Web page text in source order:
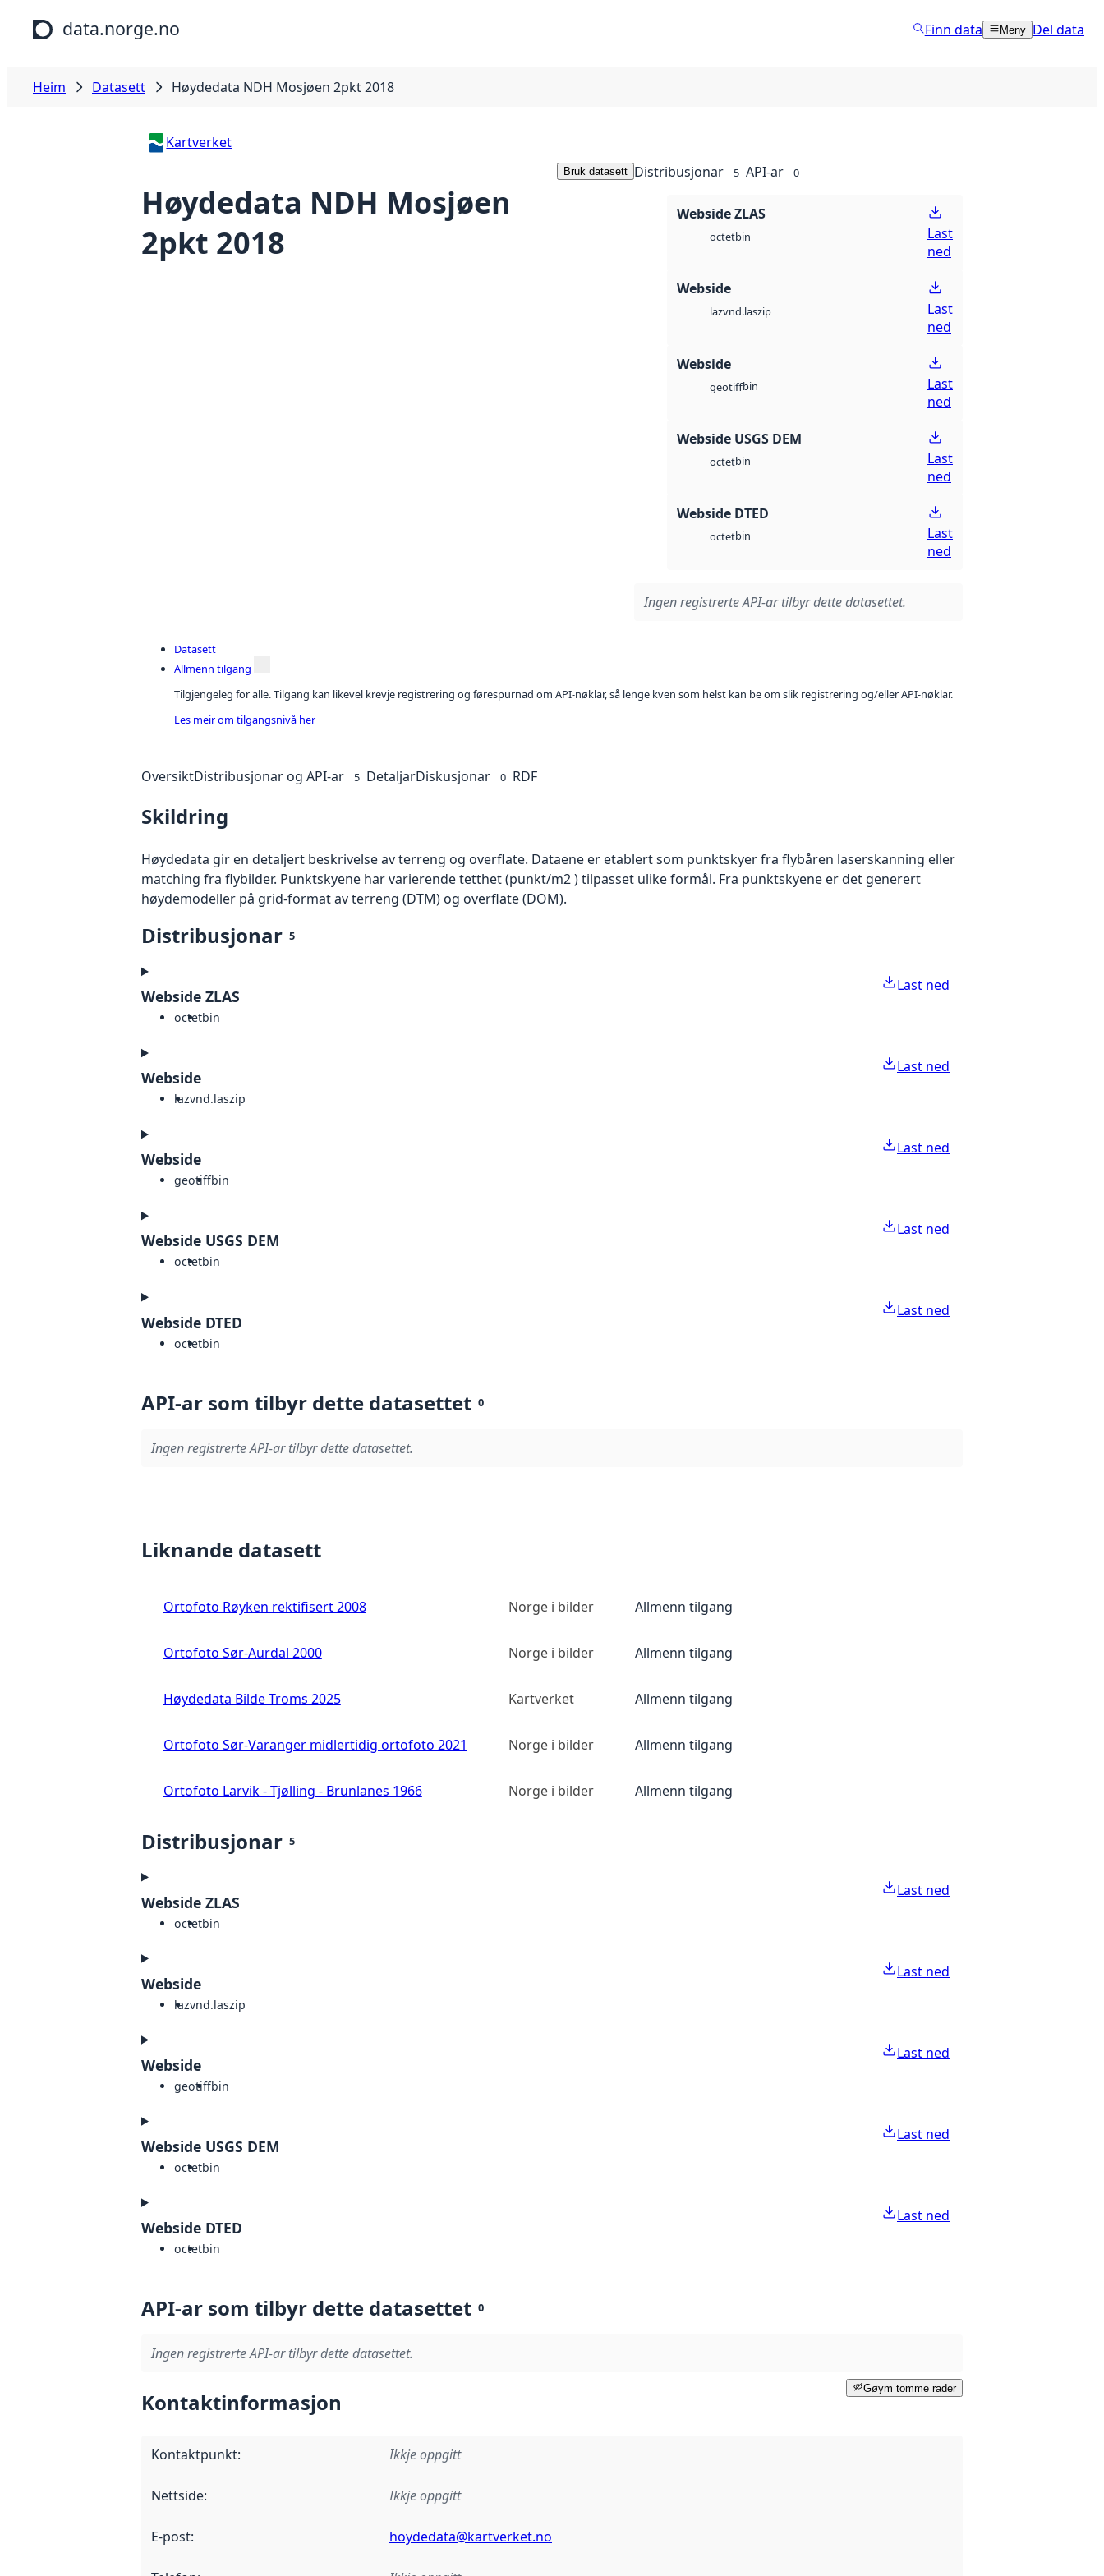
Hopp til hovudinnhald
data.norge.no Finn data Meny Del data
Heim Datasett Høydedata NDH Mosjøen 2pkt 2018
Kartverket
Høydedata NDH Mosjøen
2pkt 2018
Bruk datasett Distribusjonar 5 API-ar 0
Webside ZLAS
octetbin
Last
ned
Webside
lazvnd.laszip
Last
ned
Webside
geotiffbin
Last
ned
Webside USGS DEM
octetbin
Last
ned
Webside DTED
octetbin
Last
ned
Ingen registrerte API-ar tilbyr dette datasettet.
Datasett
Allmenn tilgang
Tilgjengeleg for alle. Tilgang kan likevel krevje registrering og førespurnad om API-nøklar, så lenge kven som helst kan be om slik registrering og/eller API-nøklar.
Les meir om tilgangsnivå her
OversiktDistribusjonar og API-ar 5 DetaljarDiskusjonar 0 RDF
Skildring
Høydedata gir en detaljert beskrivelse av terreng og overflate. Dataene er etablert som punktskyer fra flybåren laserskanning eller
matching fra flybilder. Punktskyene har varierende tetthet (punkt/m2 ) tilpasset ulike formål. Fra punktskyene er det generert
høydemodeller på grid-format av terreng (DTM) og overflate (DOM).
Distribusjonar 5
Webside ZLAS
octetbin
Last ned
Webside
lazvnd.laszip
Last ned
Webside
geotiffbin
Last ned
Webside USGS DEM
octetbin
Last ned
Webside DTED
octetbin
Last ned
API-ar som tilbyr dette datasettet 0
Ingen registrerte API-ar tilbyr dette datasettet.
Liknande datasett
Ortofoto Røyken rektifisert 2008 Norge i bilder Allmenn tilgang
Ortofoto Sør-Aurdal 2000 Norge i bilder Allmenn tilgang
Høydedata Bilde Troms 2025 Kartverket Allmenn tilgang
Ortofoto Sør-Varanger midlertidig ortofoto 2021 Norge i bilder Allmenn tilgang
Ortofoto Larvik - Tjølling - Brunlanes 1966 Norge i bilder Allmenn tilgang
Distribusjonar 5
Webside ZLAS
octetbin
Last ned
Webside
lazvnd.laszip
Last ned
Webside
geotiffbin
Last ned
Webside USGS DEM
octetbin
Last ned
Webside DTED
octetbin
Last ned
API-ar som tilbyr dette datasettet 0
Ingen registrerte API-ar tilbyr dette datasettet.
Gøym tomme rader
Kontaktinformasjon
Kontaktpunkt: Ikkje oppgitt
Nettside: Ikkje oppgitt
E-post: hoydedata@kartverket.no